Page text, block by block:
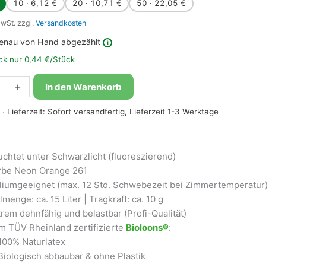
10 · 6,12 € 20 · 10,71 € 50 · 22,05 €
zzgl.Versandkosten
von Hand abgezählt i
nur 0,44 €/Stück
+ In den Warenkorb
· Lieferzeit: Sofort versandfertig, Lieferzeit 1-3 Werktage
unter Schwarzlicht (fluoreszierend)
Neon Orange 261
(max. 12 Std. Schwebezeit bei Zimmertemperatur)
ca. 15 Liter | Tragkraft: ca. 10 g
dehnfähig und belastbar (Profi-Qualität)
TÜV Rheinland zertifizierte Bioloons®:
Naturlatex
abbaubar & ohne Plastik